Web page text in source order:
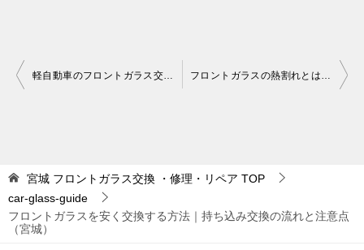
投
ゲ
ー
シ
軽自動車のフロントガラス交換について：実例を使って徹底解説（宮城） フロントガラスの熱割れとは？原因と対策を徹底解説（宮城）
宮城 フロントガラス交換 ・修理・リペア TOP
car-glass-guide
フロントガラスを安く交換する方法｜持ち込み交換の流れと注意点
（宮城）